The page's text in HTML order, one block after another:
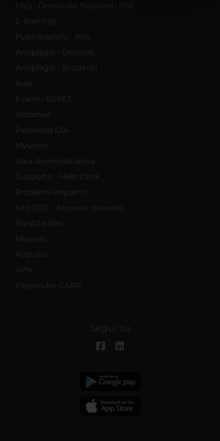
nostri partner che si occupano di analisi dei dati web,
con altre informazioni che hai fornito loro o che hanno
raccolto dal tuo utilizzo dei loro servizi.
FAQ - Domande frequenti DSE
E-learning
Pubblicazioni - IRIS
Antiplagio - Docenti
Antiplagio - Studenti
Aule
Esami - ESSE3
Webmail
Password GIA
MyUnivr
Area Amministrativa
Supporto - Help Desk
Problemi Impianti
Sito DSE - Accesso riservato
Prestito libri
Missioni
Acquisti
VPN
Filesender GARR
Segui su